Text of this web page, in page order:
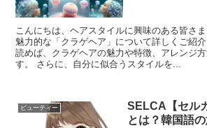
こんにちは、ヘアスタイルに興味のある皆さ
魅力的な「クラゲヘア」について詳しくご紹
読めば、クラゲヘアの魅力や特徴、アレンジ
す。 さらに、自分に似合うスタイルを...
ビューティー
SELCA【セル
とは？韓国語